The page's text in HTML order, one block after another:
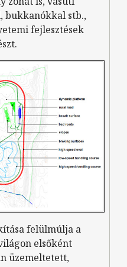
bukkanókkal stb.,
fejlesztések
felülmúlja a
elsőként
üzemeltetett,